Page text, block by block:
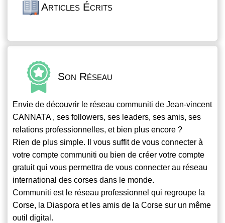
Articles Écrits
Son Réseau
Envie de découvrir le réseau communiti de Jean-vincent
CANNATA , ses followers, ses leaders, ses amis, ses
relations professionnelles, et bien plus encore ?
Rien de plus simple. Il vous suffit de vous connecter à
votre compte communiti ou bien de créer votre compte
gratuit qui vous permettra de vous connecter au réseau
international des corses dans le monde.
Communiti est le réseau professionnel qui regroupe la
Corse, la Diaspora et les amis de la Corse sur un même
outil digital.